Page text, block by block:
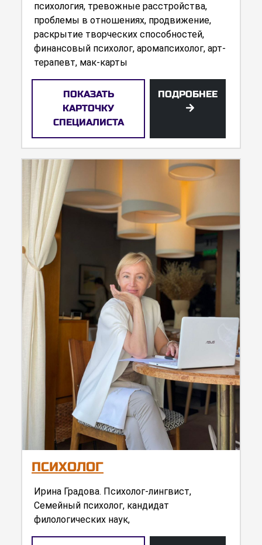
психология, тревожные расстройства,
проблемы в отношениях, продвижение,
раскрытие творческих способностей,
финансовый психолог, аромапсихолог, арт-
терапевт, мак-карты
ПОКАЗАТЬ
КАРТОЧКУ
СПЕЦИАЛИСТА
ПОДРОБНЕЕ
ПСИХОЛОГ
Ирина Градова. Психолог-лингвист,
Семейный психолог, кандидат
филологических наук,